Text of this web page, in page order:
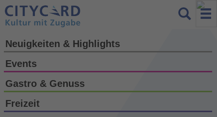
Neuigkeiten & Highlights
Events
Gastro & Genuss
Freizeit